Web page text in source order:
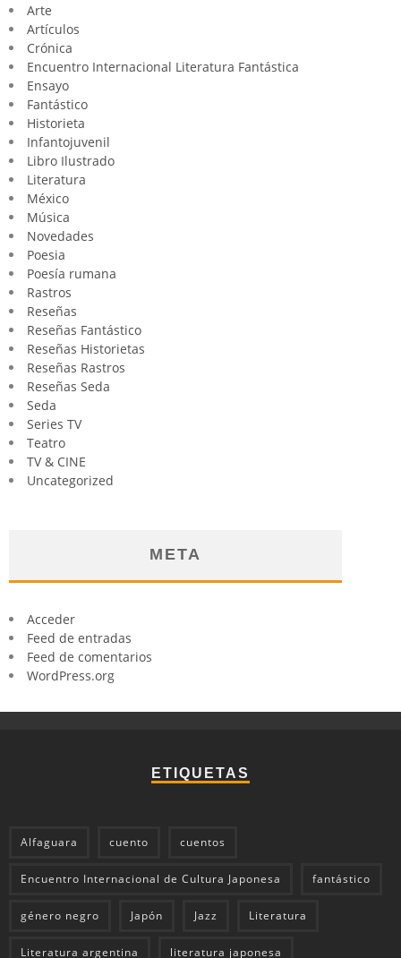
Arte
Artículos
Crónica
Encuentro Internacional Literatura Fantástica
Ensayo
Fantástico
Historieta
Infantojuvenil
Libro Ilustrado
Literatura
México
Música
Novedades
Poesia
Poesía rumana
Rastros
Reseñas
Reseñas Fantástico
Reseñas Historietas
Reseñas Rastros
Reseñas Seda
Seda
Series TV
Teatro
TV & CINE
Uncategorized
META
Acceder
Feed de entradas
Feed de comentarios
WordPress.org
ETIQUETAS
Alfaguara cuento cuentos
Encuentro Internacional de Cultura Japonesa fantástico
género negro Japón Jazz Literatura
Literatura argentina literatura japonesa